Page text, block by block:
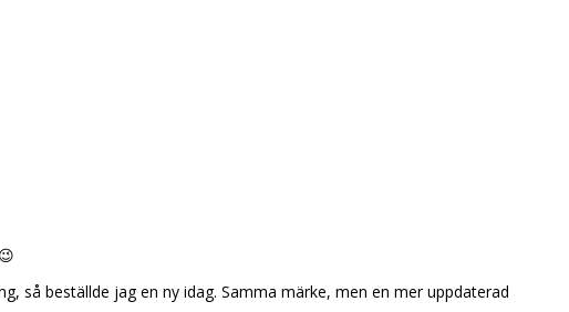
så beställde jag en ny idag. Samma märke, men en mer uppdaterad